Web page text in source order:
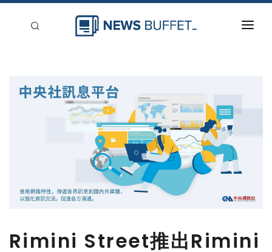
Rimini Street推出Rimini